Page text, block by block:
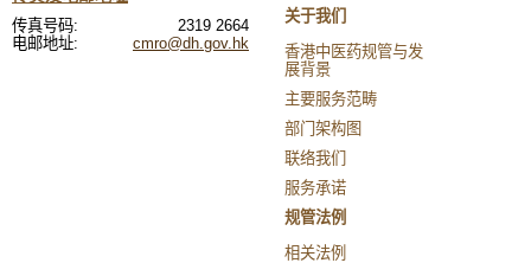
传真号码:
2319 2664
电邮地址:
cmro@dh.gov.hk
关于我们
香港中医药规管与发
展背景
主要服务范畴
部门架构图
联络我们
服务承诺
规管法例
相关法例